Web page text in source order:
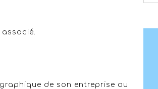
associé.
de son entreprise ou